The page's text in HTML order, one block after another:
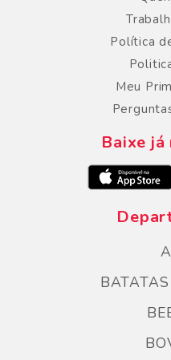
Política
Meu
Baixe já